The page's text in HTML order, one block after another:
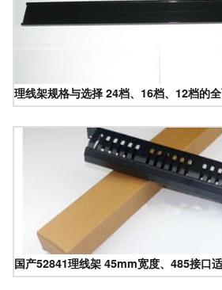
理线架规格与选择 24档、16档、12档的
国产52841理线架 45mm宽度、485接口